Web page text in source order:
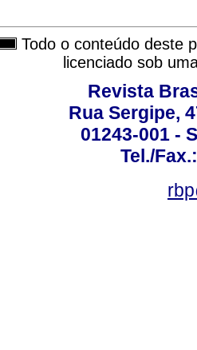
Todo o conteúdo deste
licenciado sob
Revista
Rua Sergipe,
01243-001 -
Tel./